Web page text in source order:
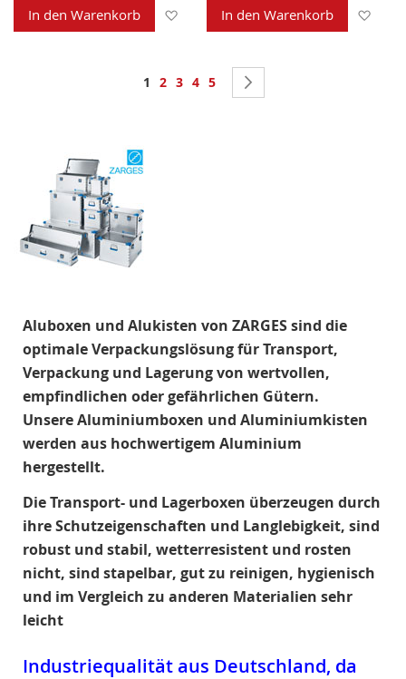
In den Warenkorb Zur Wunschliste hinzufügen
In den Warenkorb
Seite
Sie lesen gerade Seite
1 Seite
2 Seite
3 Seite
4 Seite
5
Aluboxen und Alukisten von ZARGES sind die
optimale Verpackungslösung für Transport,
Verpackung und Lagerung von wertvollen,
empfindlichen oder gefährlichen Gütern.
Unsere Aluminiumboxen und Aluminiumkisten
werden aus hochwertigem Aluminium
hergestellt.
Die Transport- und Lagerboxen überzeugen durch
ihre Schutzeigenschaften und Langlebigkeit, sind
robust und stabil, wetterresistent und rosten
nicht, sind stapelbar, gut zu reinigen, hygienisch
und im Vergleich zu anderen Materialien sehr
leicht
Industriequalität aus Deutschland, da